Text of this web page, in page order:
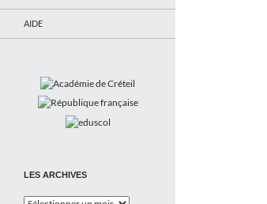
AIDE
LES ARCHIVES